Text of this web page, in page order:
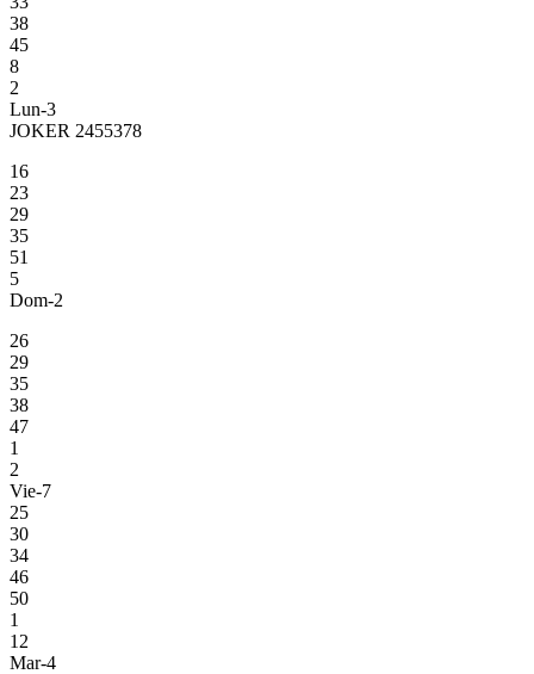
38
45
8
2
Lun-3
JOKER 2455378
16
23
29
35
51
5
Dom-2
26
29
35
38
47
1
2
Vie-7
25
30
34
46
50
1
12
Mar-4